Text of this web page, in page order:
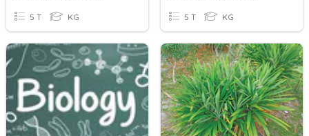
5 T KG 5 T KG